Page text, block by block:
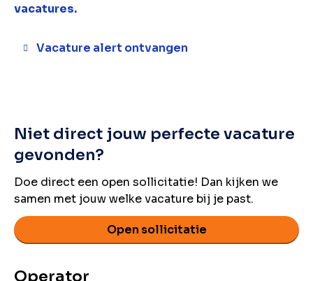
vacatures.
Vacature alert ontvangen
Niet direct jouw perfecte vacature
gevonden?
Doe direct een open sollicitatie! Dan kijken we
samen met jouw welke vacature bij je past.
Open sollicitatie
Operator